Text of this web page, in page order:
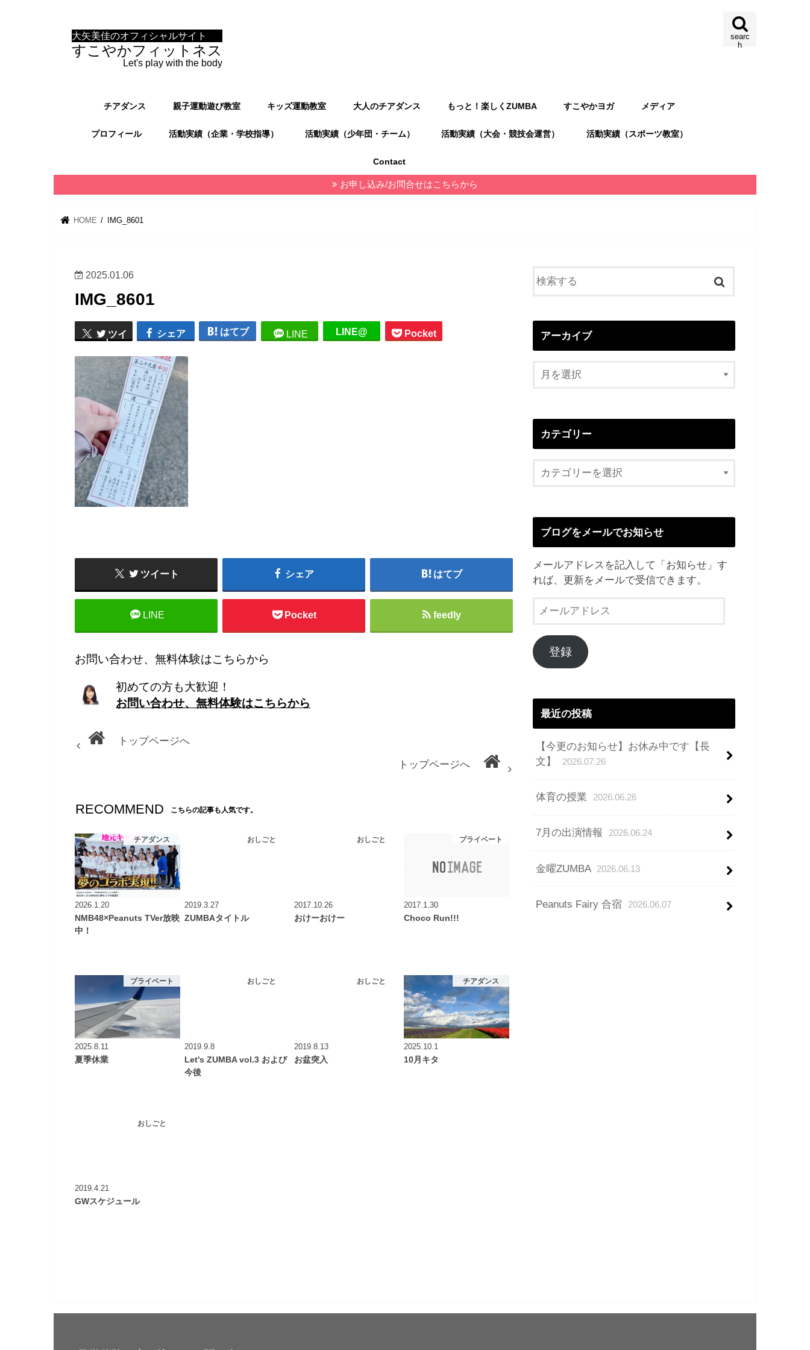
大矢美佳のオフィシャルサイト
すこやかフィットネス
Let's play with the body
searc
h
チアダンス 親子運動遊び教室 キッズ運動教室 大人のチアダンス もっと！楽しくZUMBA すこやかヨガ メディア
プロフィール 活動実績（企業・学校指導） 活動実績（少年団・チーム） 活動実績（大会・競技会運営） 活動実績（スポーツ教室）
Contact
お申し込み/お問合せはこちらから
HOME IMG_8601
2025.01.06
IMG_8601
ツイ
ート
シェア はてブ LINE LINE@ Pocket
ツイート シェア はてブ
LINE Pocket feedly
お問い合わせ、無料体験はこちらから
初めての方も大歓迎！
お問い合わせ、無料体験はこちらから
トップページへ
トップページへ
RECOMMEND こちらの記事も人気です。
チアダンス
2026.1.20
NMB48×Peanuts TVer放映
中！
おしごと
2019.3.27
ZUMBAタイトル
おしごと
2017.10.26
おけーおけー
プライベート
2017.1.30
Choco Run!!!
プライベート
2025.8.11
夏季休業
おしごと
2019.9.8
Let's ZUMBA vol.3 および
今後
おしごと
2019.8.13
お盆突入
チアダンス
2025.10.1
10月キタ
おしごと
2019.4.21
GWスケジュール
アーカイブ
カテゴリー
ブログをメールでお知らせ
メールアドレスを記入して「お知らせ」す
れば、更新をメールで受信できます。
ル
ア
ド
登録
最近の投稿
【今更のお知らせ】お休み中です【長
文】
2026.07.26
体育の授業 2026.06.26
7月の出演情報 2026.06.24
金曜ZUMBA 2026.06.13
Peanuts Fairy 合宿 2026.06.07